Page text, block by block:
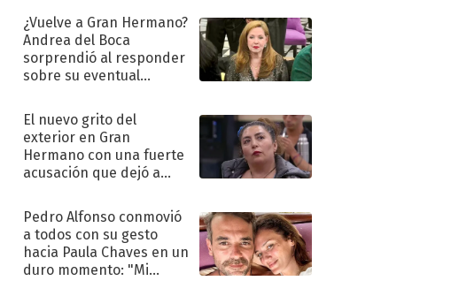
¿Vuelve a Gran Hermano?
Andrea del Boca
sorprendió al responder
sobre su eventual
El nuevo grito del
exterior en Gran
Hermano con una fuerte
acusación que dejó a
"Traidora"
Pedro Alfonso conmovió
a todos con su gesto
hacia Paula Chaves en un
duro momento: "Mi